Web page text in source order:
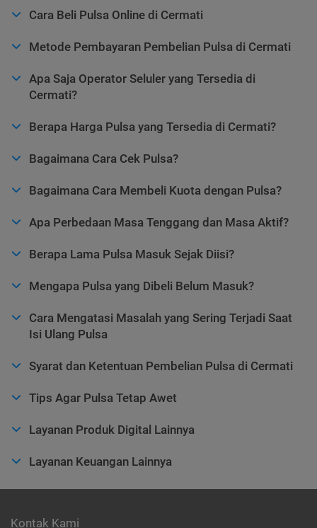
Cara Beli Pulsa Online di Cermati
Metode Pembayaran Pembelian Pulsa di Cermati
Apa Saja Operator Seluler yang Tersedia di
Cermati?
Berapa Harga Pulsa yang Tersedia di Cermati?
Bagaimana Cara Cek Pulsa?
Bagaimana Cara Membeli Kuota dengan Pulsa?
Apa Perbedaan Masa Tenggang dan Masa Aktif?
Berapa Lama Pulsa Masuk Sejak Diisi?
Mengapa Pulsa yang Dibeli Belum Masuk?
Cara Mengatasi Masalah yang Sering Terjadi Saat
Isi Ulang Pulsa
Syarat dan Ketentuan Pembelian Pulsa di Cermati
Tips Agar Pulsa Tetap Awet
Layanan Produk Digital Lainnya
Layanan Keuangan Lainnya
Kontak Kami